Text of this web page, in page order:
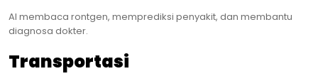
AI membaca rontgen, memprediksi penyakit, dan membantu
diagnosa dokter.
Transportasi